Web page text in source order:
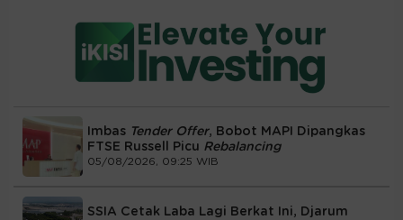
Imbas Tender Offer, Bobot MAPI Dipangkas
FTSE Russell Picu Rebalancing
05/08/2026, 09:25 WIB
SSIA Cetak Laba Lagi Berkat Ini, Djarum